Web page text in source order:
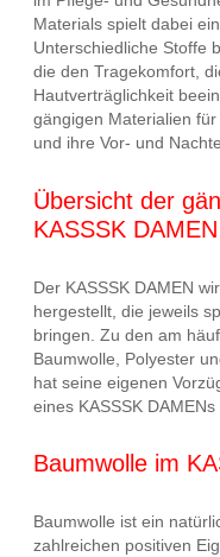
Materials spielt dabei
Unterschiedliche Stoffe
die den Tragekomfort,
Hautverträglichkeit
gängigen Materialien
und ihre Vor- und
Übersicht der
KASSSK DAMEN
Der KASSSK DAMEN
hergestellt, die jeweils
bringen. Zu den am
Baumwolle, Polyester
hat seine eigenen
eines KASSSK
Baumwolle im
Baumwolle ist ein
zahlreichen positiven